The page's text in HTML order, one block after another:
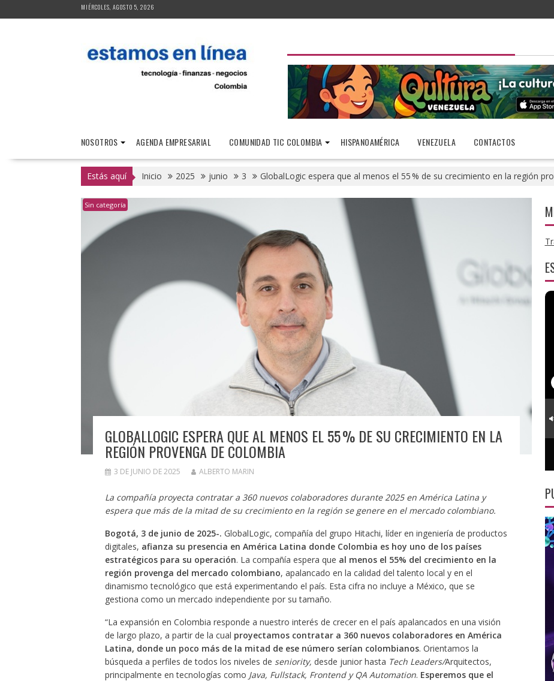
al
MIÉRCOLES, AGOSTO 5, 2026
NOSOTROS AGENDA EMPRESARIAL COMUNIDAD TIC COLOMBIA HISPANOAMÉRICA VENEZUELA CONTACTOS
Estás aquí Inicio 2025 junio 3 GlobalLogic espera que al menos el 55 % de su crecimiento en la región
Sin categoría
GLOBALLOGIC ESPERA QUE AL MENOS EL 55 % DE SU CRECIMIENTO EN LA
REGIÓN PROVENGA DE COLOMBIA
3 DE JUNIO DE 2025 ALBERTO MARIN
La compañía proyecta contratar a 360 nuevos colaboradores durante 2025 en América Latina y
espera que más de la mitad de su crecimiento en la región se genere en el mercado colombiano.
Bogotá, 3 de junio de 2025-. GlobalLogic, compañía del grupo Hitachi, líder en ingeniería de productos
digitales, afianza su presencia en América Latina donde Colombia es hoy uno de los países
estratégicos para su operación. La compañía espera que al menos el 55% del crecimiento en la
región provenga del mercado colombiano, apalancado en la calidad del talento local y en el
dinamismo tecnológico que está experimentando el país. Esta cifra no incluye a México, que se
gestiona como un mercado independiente por su tamaño.
“La expansión en Colombia responde a nuestro interés de crecer en el país apalancados en una visión
de largo plazo, a partir de la cual proyectamos contratar a 360 nuevos colaboradores en América
Latina, donde un poco más de la mitad de ese número serían colombianos. Orientamos la
búsqueda a perfiles de todos los niveles de seniority, desde junior hasta Tech Leaders/Arquitectos,
principalmente en tecnologías como Java, Fullstack, Frontend y QA Automation. Esperemos que el